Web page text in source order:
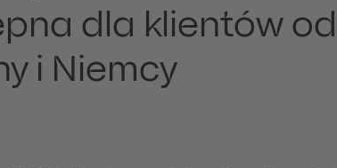
dla klientów
i Niemcy